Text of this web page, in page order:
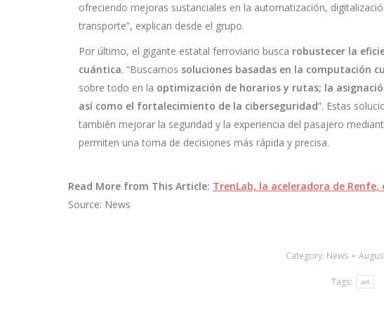
ofreciendo mejoras sustanciales en la automatización,
transporte”, explican desde el grupo.
Por último, el gigante estatal ferroviario busca robustecer la
cuántica. “Buscamos soluciones basadas en la computación
sobre todo en la optimización de horarios y rutas; la
así como el fortalecimiento de la ciberseguridad”. Estas
también mejorar la seguridad y la experiencia del pasajero
permiten una toma de decisiones más rápida y precisa.
Read More from This Article: TrenLab, la aceleradora de
Source: News
Category: News
Tags: art